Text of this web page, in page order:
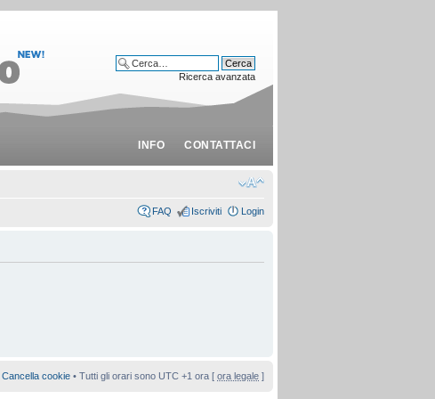
INFO CONTATTACI
Ricerca avanzata
FAQ Iscriviti Login
Cancella cookie • Tutti gli orari sono UTC +1 ora [ ora legale ]